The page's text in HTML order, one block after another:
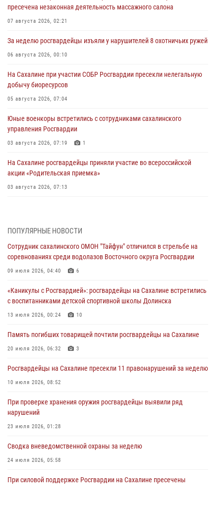
пресечена незаконная деятельность массажного салона
07 августа 2026, 02:21
За неделю росгвардейцы изъяли у нарушителей 8 охотничьих ружей
06 августа 2026, 00:10
На Сахалине при участии СОБР Росгвардии пресекли нелегальную
добычу биоресурсов
05 августа 2026, 07:04
Юные военкоры встретились с сотрудниками сахалинского
управления Росгвардии
03 августа 2026, 07:19 1
На Сахалине росгвардейцы приняли участие во всероссийской
акции «Родительская приемка»
03 августа 2026, 07:13
31 июля 2026, 06:56
Сахалинские росгвардейцы стали лучшими на чемпионате
31 июля 2026, 03:59 1
В Управлении Росгвардии по Сахалинской области прошли учебно-
пунктов
30 июля 2026, 07:18
ПОПУЛЯРНЫЕ НОВОСТИ
Сотрудник сахалинского ОМОН "Тайфун" отличился в стрельбе на
соревнованиях среди водолазов Восточного округа Росгвардии
09 июля 2026, 04:40 6
«Каникулы с Росгвардией»: росгвардейцы на Сахалине встретились
с воспитанниками детской спортивной школы Долинска
13 июля 2026, 00:24 10
Память погибших товарищей почтили росгвардейцы на Сахалине
20 июля 2026, 06:32 3
Росгвардейцы на Сахалине пресекли 11 правонарушений за неделю
10 июля 2026, 08:52
При проверке хранения оружия росгвардейцы выявили ряд
нарушений
23 июля 2026, 01:28
Сводка вневедомственной охраны за неделю
24 июля 2026, 05:58
При силовой поддержке Росгвардии на Сахалине пресечены